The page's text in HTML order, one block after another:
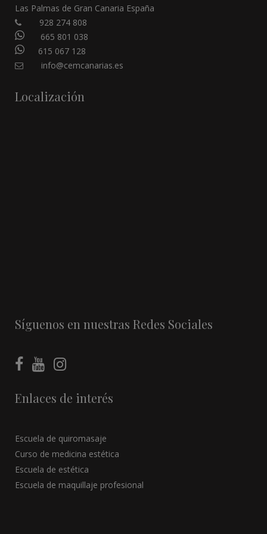
Las Palmas de Gran Canaria España
928 274 808
665 801 038
615 067 128
info@cemcanarias.es
Localización
Síguenos en nuestras Redes Sociales
Enlaces de interés
Escuela de quiromasaje
Curso de medicina estética
Escuela de estética
Escuela de maquillaje profesional